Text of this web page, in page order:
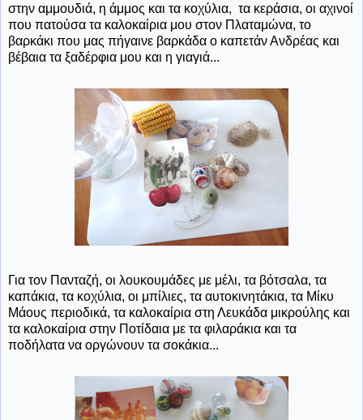
στην αμμουδιά, η άμμος και τα κοχύλια, τα κεράσια, οι αχινοί
που πατούσα τα καλοκαίρια μου στον Πλαταμώνα, το
βαρκάκι που μας πήγαινε βαρκάδα ο καπετάν Ανδρέας και
βέβαια τα ξαδέρφια μου και η γιαγιά...
Για τον Πανταζή, οι λουκουμάδες με μέλι, τα βότσαλα, τα
καπάκια, τα κοχύλια, οι μπίλιες, τα αυτοκινητάκια, τα Μίκυ
Μάους περιοδικά, τα καλοκαίρια στη Λευκάδα μικρούλης και
τα καλοκαίρια στην Ποτίδαια με τα φιλαράκια και τα
ποδήλατα να οργώνουν τα σοκάκια...